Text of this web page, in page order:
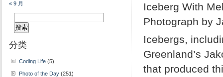
Iceberg With
Photograph by
Icebergs,
Greenland’s
that produced
« 9 月
索：
分类
Coding Life (5)
Photo of the Day (251)